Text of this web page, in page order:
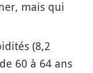
mais qui
(8,2
60 à 64 ans